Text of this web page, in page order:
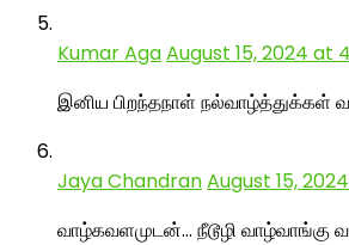
Kumar AgaAugust 15, 2024 at
இனிய பிறந்தநாள் நல்வாழ்த்துக்கள்
Jaya ChandranAugust 15,
வாழ்கவளமுடன்… நீடூழி வாழ்வாங்கு